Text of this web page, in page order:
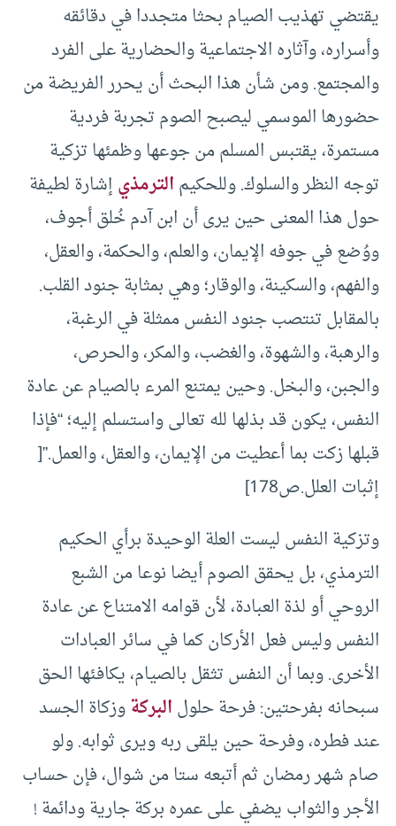
يقتضي تهذيب الصيام بحثا متجددا في دقائقه
وأسراره، وآثاره الاجتماعية والحضارية على الفرد
والمجتمع. ومن شأن هذا البحث أن يحرر الفريضة من
حضورها الموسمي ليصبح الصوم تجربة فردية
مستمرة، يقتبس المسلم من جوعها وظمئها تزكية
توجه النظر والسلوك. وللحكيمالترمذيإشارة لطيفة
حول هذا المعنى حين يرى أن ابن آدم خُلق أجوف،
ووُضع في جوفه الإيمان، والعلم، والحكمة، والعقل،
والفهم، والسكينة، والوقار؛ وهي بمثابة جنود القلب.
بالمقابل تنتصب جنود النفس ممثلة في الرغبة،
والرهبة، والشهوة، والغضب، والمكر، والحرص،
والجبن، والبخل. وحين يمتنع المرء بالصيام عن عادة
النفس، يكون قد بذلها لله تعالى واستسلم إليه؛ “فإذا
قبلها زكت بما أعطيت من الإيمان، والعقل، والعمل.”[
إثبات العلل.ص178]
وتزكية النفس ليست العلة الوحيدة برأي الحكيم
الترمذي، بل يحقق الصوم أيضا نوعا من الشبع
الروحي أو لذة العبادة، لأن قوامه الامتناع عن عادة
النفس وليس فعل الأركان كما في سائر العبادات
الأخرى. وبما أن النفس تثقل بالصيام، يكافئها الحق
سبحانه بفرحتين: فرحة حلولالبركةوزكاة الجسد
عند فطره، وفرحة حين يلقى ربه ويرى ثوابه. ولو
صام شهر رمضان ثم أتبعه ستا من شوال، فإن حساب
الأجر والثواب يضفي على عمره بركة جارية ودائمة !